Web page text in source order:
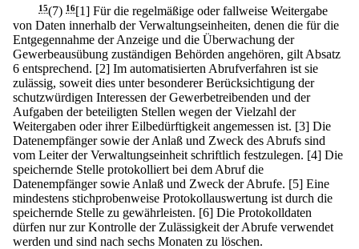
15(7) 16[1] Für die regelmäßige oder fallweise Weitergabe
von Daten innerhalb der Verwaltungseinheiten, denen die für die
Entgegennahme der Anzeige und die Überwachung der
Gewerbeausübung zuständigen Behörden angehören, gilt Absatz
6 entsprechend. [2] Im automatisierten Abrufverfahren ist sie
zulässig, soweit dies unter besonderer Berücksichtigung der
schutzwürdigen Interessen der Gewerbetreibenden und der
Aufgaben der beteiligten Stellen wegen der Vielzahl der
Weitergaben oder ihrer Eilbedürftigkeit angemessen ist. [3] Die
Datenempfänger sowie der Anlaß und Zweck des Abrufs sind
vom Leiter der Verwaltungseinheit schriftlich festzulegen. [4] Die
speichernde Stelle protokolliert bei dem Abruf die
Datenempfänger sowie Anlaß und Zweck der Abrufe. [5] Eine
mindestens stichprobenweise Protokollauswertung ist durch die
speichernde Stelle zu gewährleisten. [6] Die Protokolldaten
dürfen nur zur Kontrolle der Zulässigkeit der Abrufe verwendet
werden und sind nach sechs Monaten zu löschen.